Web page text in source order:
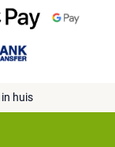
in huis